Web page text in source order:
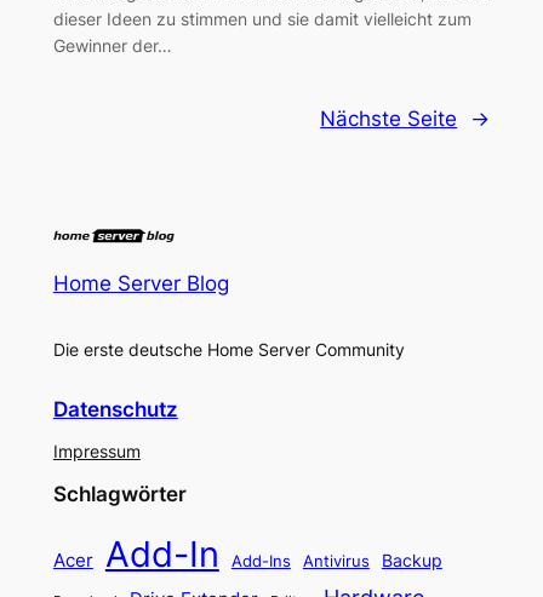
dieser Ideen zu stimmen und sie damit vielleicht zum
Gewinner der…
Nächste Seite →
Home Server Blog
Die erste deutsche Home Server Community
Datenschutz
Impressum
Schlagwörter
Acer Add-In Add-Ins Antivirus Backup